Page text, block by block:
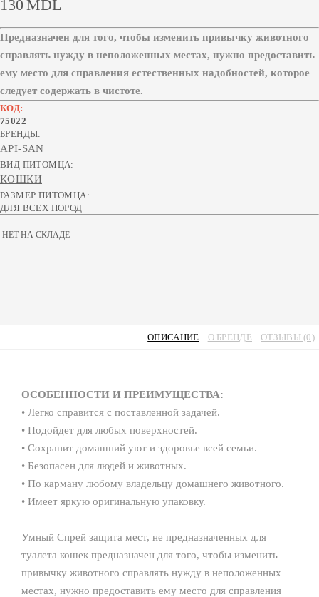
130 MDL
Предназначен для того, чтобы изменить привычку животного
справлять нужду в неположенных местах, нужно предоставить
ему место для справления естественных надобностей, которое
следует содержать в чистоте.
КОД:
75022
БРЕНДЫ:
API-SAN
ВИД ПИТОМЦА:
КОШКИ
РАЗМЕР ПИТОМЦА:
ДЛЯ ВСЕХ ПОРОД
НЕТ НА СКЛАДЕ
ОПИСАНИЕ О БРЕНДЕ ОТЗЫВЫ (0)
ОСОБЕННОСТИ И ПРЕИМУЩЕСТВА:
• Легко справится с поставленной задачей.
• Подойдет для любых поверхностей.
• Сохранит домашний уют и здоровье всей семьи.
• Безопасен для людей и животных.
• По карману любому владельцу домашнего животного.
• Имеет яркую оригинальную упаковку.
Умный Спрей защита мест, не предназначенных для
туалета кошек предназначен для того, чтобы изменить
привычку животного справлять нужду в неположенных
местах, нужно предоставить ему место для справления